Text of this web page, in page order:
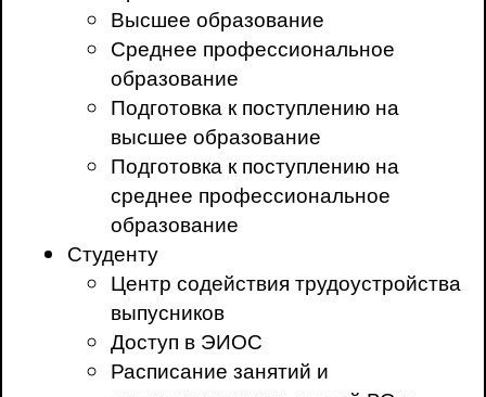
Высшее образование
Среднее профессиональное
образование
Подготовка к поступлению на
высшее образование
Подготовка к поступлению на
среднее профессиональное
образование
Студенту
Центр содействия трудоустройства
выпусников
Доступ в ЭИОС
Расписание занятий и